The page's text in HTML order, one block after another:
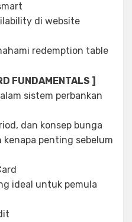
di website
redemption table
FUNDAMENTALS ]
sistem perbankan
dan konsep bunga
penting sebelum
ideal untuk pemula